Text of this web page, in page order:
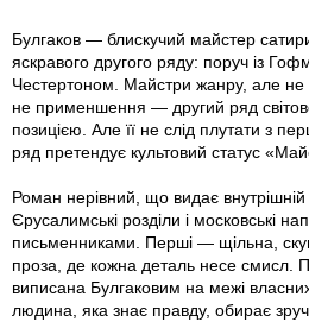
Булгаков — блискучий майстер сатири
яскравого другого ряду: поруч із
Честертоном. Майстри жанру, але не
не применшення — другий ряд
позицією. Але її не слід плутати з
ряд претендує культовий статус
Роман нерівний, що видає
Єрусалимські розділи і московські
письменниками. Перші — щільна,
проза, де кожна деталь несе смисл.
виписана Булгаковим на межі
людина, яка знає правду, обирає